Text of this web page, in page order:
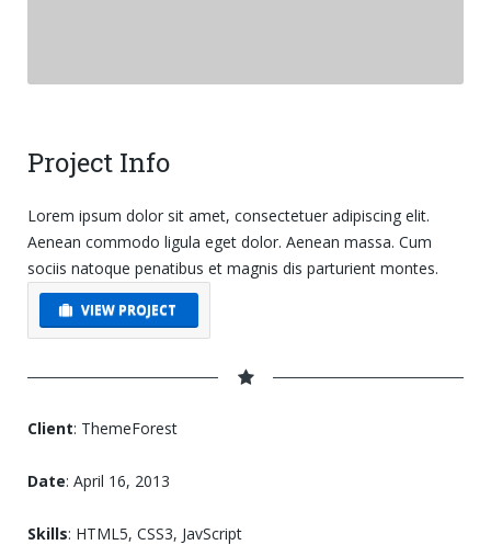
Project Info
Lorem ipsum dolor sit amet, consectetuer adipiscing elit.
Aenean commodo ligula eget dolor. Aenean massa. Cum
sociis natoque penatibus et magnis dis parturient montes.
VIEW PROJECT
Client: ThemeForest
Date: April 16, 2013
Skills: HTML5, CSS3, JavScript